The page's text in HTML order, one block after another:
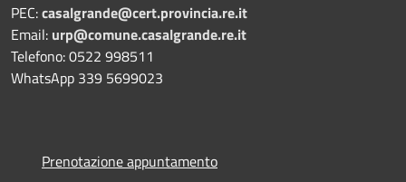
PEC:casalgrande@cert.provincia.re.it
Email: urp@comune.casalgrande.re.it
Telefono: 0522 998511
WhatsApp 339 5699023
Prenotazione appuntamento